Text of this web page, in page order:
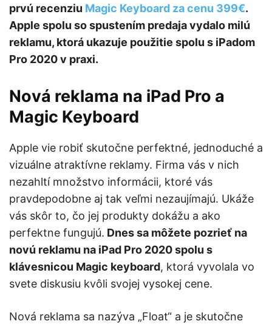
prvú recenziu Magic Keyboard za cenu 399€.
Apple spolu so spustením predaja vydalo milú
reklamu, ktorá ukazuje použitie spolu s iPadom
Pro 2020 v praxi.
Nová reklama na iPad Pro a
Magic Keyboard
Apple vie robiť skutočne perfektné, jednoduché a
vizuálne atraktívne reklamy. Firma vás v nich
nezahltí množstvo informácii, ktoré vás
pravdepodobne aj tak veľmi nezaujímajú. Ukáže
vás skôr to, čo jej produkty dokážu a ako
perfektne fungujú. Dnes sa môžete pozrieť na
novú reklamu na iPad Pro 2020 spolu s
klávesnicou Magic keyboard, ktorá vyvolala vo
svete diskusiu kvôli svojej vysokej cene.
Nová reklama sa nazýva „Float“ a je skutočne